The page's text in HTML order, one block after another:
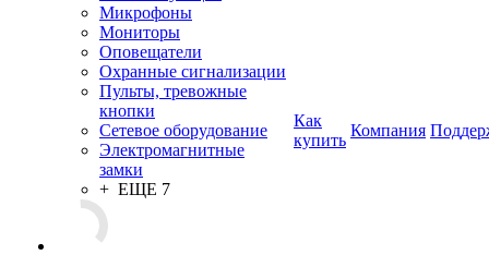
Микрофоны
Мониторы
Оповещатели
Охранные сигнализации
Пульты, тревожные
кнопки
Сетевое оборудование
Электромагнитные
замки
+ ЕЩЕ 7
Как
купить
Компания